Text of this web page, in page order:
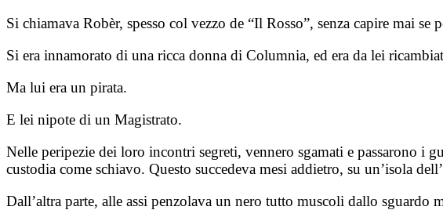
Si chiamava Robèr, spesso col vezzo de “Il Rosso”, senza capire mai
Si era innamorato di una ricca donna di Columnia, ed era da lei
Ma lui era un pirata.
E lei nipote di un Magistrato.
Nelle peripezie dei loro incontri segreti, vennero sgamati e passarono i
custodia come schiavo. Questo succedeva mesi addietro, su un’isola
Dall’altra parte, alle assi penzolava un nero tutto muscoli dallo sguardo